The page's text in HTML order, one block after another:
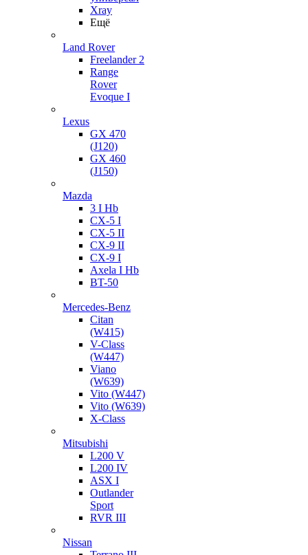
Xray
Ещё
Land Rover
Freelander 2
Range
Rover
Evoque I
Lexus
GX 470
(J120)
GX 460
(J150)
Mazda
3 I Hb
CX-5 I
CX-5 II
CX-9 II
CX-9 I
Axela I Hb
BT-50
Mercedes-Benz
Citan
(W415)
V-Class
(W447)
Viano
(W639)
Vito (W447)
Vito (W639)
X-Class
Mitsubishi
L200 V
L200 IV
ASX I
Outlander
Sport
RVR III
Nissan